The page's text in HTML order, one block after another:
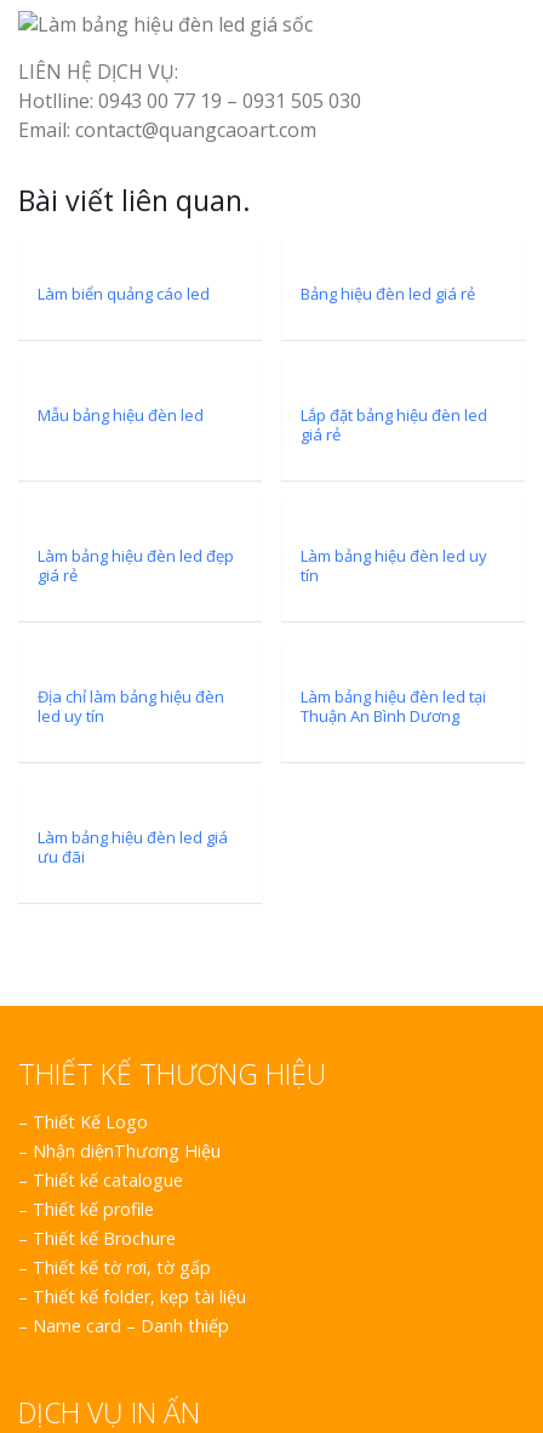
LIÊN HỆ DỊCH VỤ:
Hotlline: 0943 00 77 19 – 0931 505 030
Email: contact@quangcaoart.com
Bài viết liên quan.
Làm biển quảng cáo led Bảng hiệu đèn led giá rẻ
Mẫu bảng hiệu đèn led
Lắp đặt bảng hiệu đèn led
giá rẻ
Làm bảng hiệu đèn led đẹp
giá rẻ
Làm bảng hiệu đèn led uy
tín
Địa chỉ làm bảng hiệu đèn
led uy tín
Làm bảng hiệu đèn led tại
Thuận An Bình Dương
Làm bảng hiệu đèn led giá
ưu đãi
THIẾT KẾ THƯƠNG HIỆU
– Thiết Kế Logo
– Nhận diệnThương Hiệu
– Thiết kế catalogue
– Thiết kế profile
– Thiết kế Brochure
– Thiết kế tờ rơi, tờ gấp
– Thiết kế folder, kẹp tài liệu
– Name card – Danh thiếp
DỊCH VỤ IN ẤN
Làm Hộp